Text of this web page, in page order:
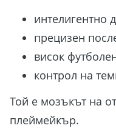
интелигентно
прецизен
висок
контрол на
Той е мозъкът на
плеймейкър.